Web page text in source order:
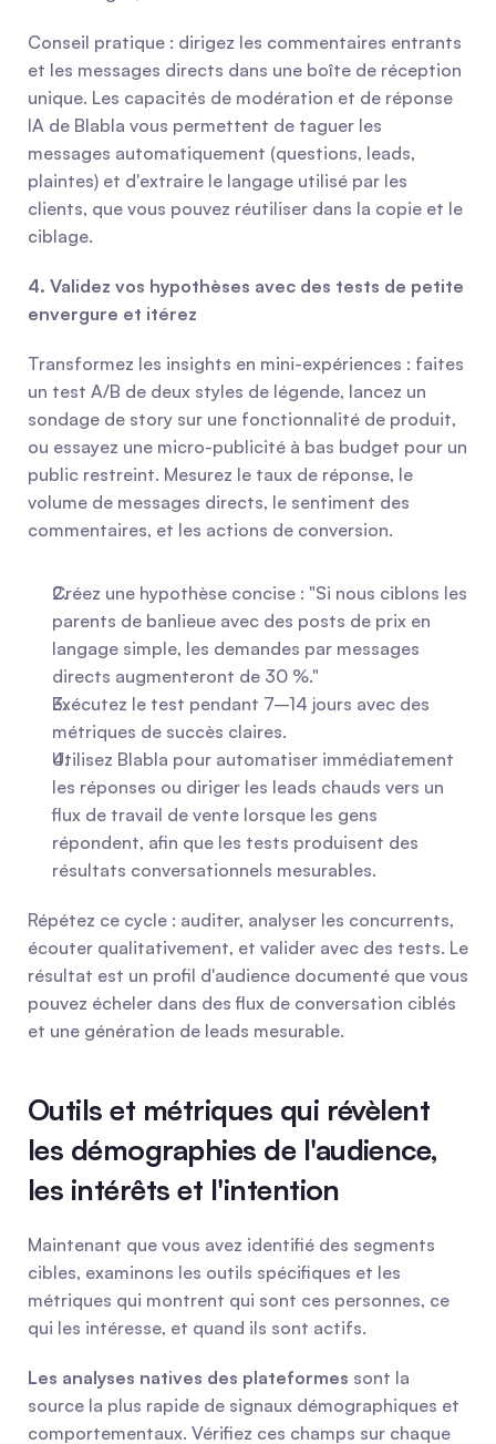
Conseil pratique : dirigez les commentaires entrants
et les messages directs dans une boîte de réception
unique. Les capacités de modération et de réponse
IA de Blabla vous permettent de taguer les
messages automatiquement (questions, leads,
plaintes) et d'extraire le langage utilisé par les
clients, que vous pouvez réutiliser dans la copie et le
ciblage.
4. Validez vos hypothèses avec des tests de petite
envergure et itérez
Transformez les insights en mini-expériences : faites
un test A/B de deux styles de légende, lancez un
sondage de story sur une fonctionnalité de produit,
ou essayez une micro-publicité à bas budget pour un
public restreint. Mesurez le taux de réponse, le
volume de messages directs, le sentiment des
commentaires, et les actions de conversion.
Créez une hypothèse concise : "Si nous ciblons les
parents de banlieue avec des posts de prix en
langage simple, les demandes par messages
directs augmenteront de 30 %."
Exécutez le test pendant 7–14 jours avec des
métriques de succès claires.
Utilisez Blabla pour automatiser immédiatement
les réponses ou diriger les leads chauds vers un
flux de travail de vente lorsque les gens
répondent, afin que les tests produisent des
résultats conversationnels mesurables.
Répétez ce cycle : auditer, analyser les concurrents,
écouter qualitativement, et valider avec des tests. Le
résultat est un profil d'audience documenté que vous
pouvez écheler dans des flux de conversation ciblés
et une génération de leads mesurable.
Outils et métriques qui révèlent
les démographies de l'audience,
les intérêts et l'intention
Maintenant que vous avez identifié des segments
cibles, examinons les outils spécifiques et les
métriques qui montrent qui sont ces personnes, ce
qui les intéresse, et quand ils sont actifs.
Les analyses natives des plateformes sont la
source la plus rapide de signaux démographiques et
comportementaux. Vérifiez ces champs sur chaque